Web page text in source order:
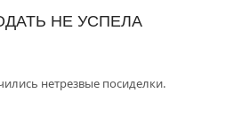
НЕ УСПЕЛА
нетрезвые посиделки.